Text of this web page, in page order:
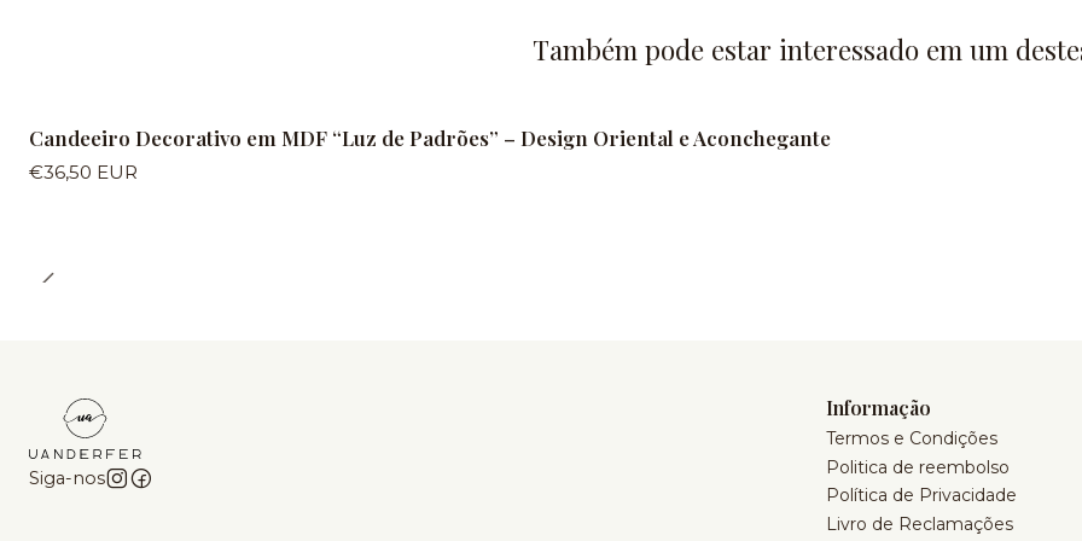
Também pode estar interessado em um
Candeeiro Decorativo em MDF “Luz de Padrões” – Design Oriental e Aconchegante
€36,50 EUR
Siga-nos
Informação
Termos e Condições
Politica de reembolso
Política de Privacidade
Livro de Reclamações